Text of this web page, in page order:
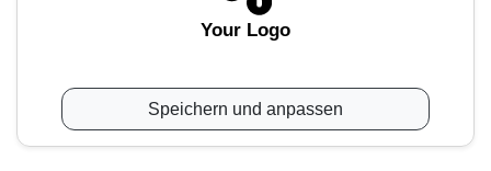
Your Logo
Speichern und anpassen